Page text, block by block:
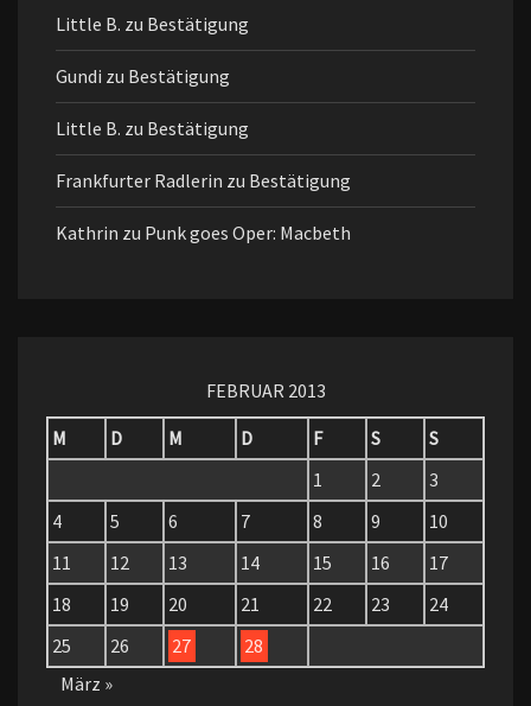
Little B. zu Bestätigung
Gundi zu Bestätigung
Little B. zu Bestätigung
Frankfurter Radlerin zu Bestätigung
Kathrin zu Punk goes Oper: Macbeth
FEBRUAR 2013
M
D M D F S
S
1
2
3
4
5 6 7 8 9
10
11
12 13 14 15 16
17
18
19 20 21 22 23
24
25
26 27
28
März »